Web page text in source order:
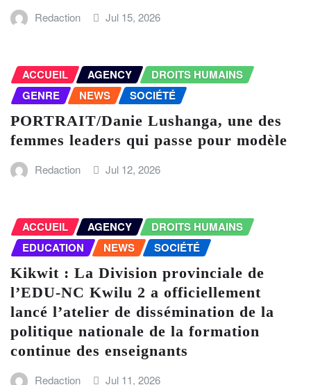
Redaction Jul 15, 2026
ACCUEIL AGENCY
DROITS HUMAINS
GENRE
NEWS SOCIÉTÉ
PORTRAIT/Danie Lushanga, une des
femmes leaders qui passe pour modèle
Redaction Jul 12, 2026
ACCUEIL AGENCY
DROITS HUMAINS
EDUCATION
NEWS SOCIÉTÉ
Kikwit : La Division provinciale de
l’EDU-NC Kwilu 2 a officiellement
lancé l’atelier de dissémination de la
politique nationale de la formation
continue des enseignants
Redaction Jul 11, 2026